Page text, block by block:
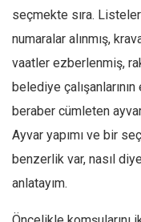
seçmekte sıra.
numaralar alınmış,
vaatler ezberlenmiş,
belediye
beraber cümleten ayvar
Ayvar yapımı ve bir
benzerlik var, nasıl
anlatayım.